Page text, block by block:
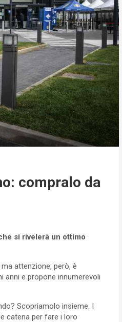
compralo da
si rivelerà un ottimo
attenzione, però, è
anni e propone innumerevoli
Scopriamolo insieme. I
catena per fare i loro